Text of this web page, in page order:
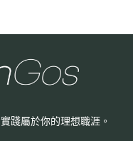
實踐屬於你的理想職涯。